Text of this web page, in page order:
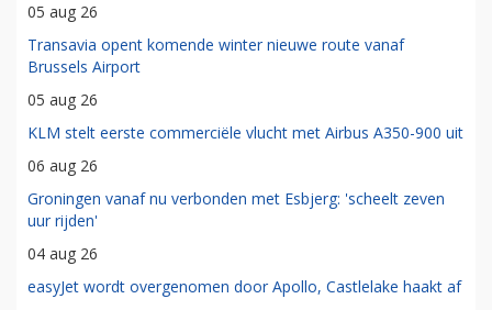
05 aug 26
Transavia opent komende winter nieuwe route vanaf
Brussels Airport
05 aug 26
KLM stelt eerste commerciële vlucht met Airbus A350-900 uit
06 aug 26
Groningen vanaf nu verbonden met Esbjerg: 'scheelt zeven
uur rijden'
04 aug 26
easyJet wordt overgenomen door Apollo, Castlelake haakt af